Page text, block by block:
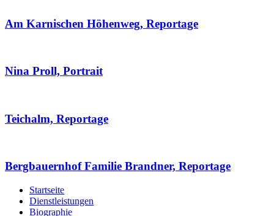
Am Karnischen Höhenweg, Reportage
Nina Proll, Portrait
Teichalm, Reportage
Bergbauernhof Familie Brandner, Reportage
Startseite
Dienstleistungen
Biographie